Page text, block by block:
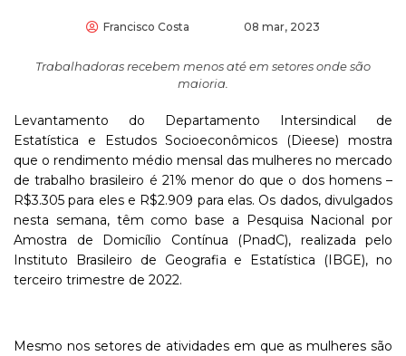
Francisco Costa 08 mar, 2023
Trabalhadoras recebem menos até em setores onde são
maioria.
Levantamento do Departamento Intersindical de
Estatística e Estudos Socioeconômicos (Dieese) mostra
que o rendimento médio mensal das mulheres no mercado
de trabalho brasileiro é 21% menor do que o dos homens –
R$3.305 para eles e R$2.909 para elas. Os dados, divulgados
nesta semana, têm como base a Pesquisa Nacional por
Amostra de Domicílio Contínua (PnadC), realizada pelo
Instituto Brasileiro de Geografia e Estatística (IBGE), no
terceiro trimestre de 2022.
Mesmo nos setores de atividades em que as mulheres são